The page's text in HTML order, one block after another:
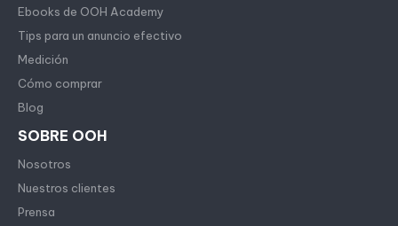
Ebooks de OOH Academy
Tips para un anuncio efectivo
Medición
Cómo comprar
Blog
SOBRE OOH
Nosotros
Nuestros clientes
Prensa